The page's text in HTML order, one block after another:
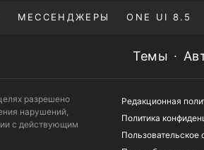
МЕССЕНДЖЕРЫ ONE UI 8.5
Темы
разрешено
нарушений,
с действующим
Редакционная
Политика
Пользовательское